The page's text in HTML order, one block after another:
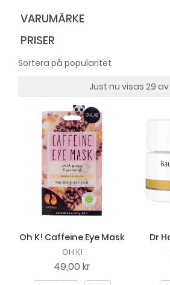
VARUMÄRKE
PRISER
Just nu visas 29 av
Oh K! Caffeine Eye Mask
OH K!
49,00 kr
Dr